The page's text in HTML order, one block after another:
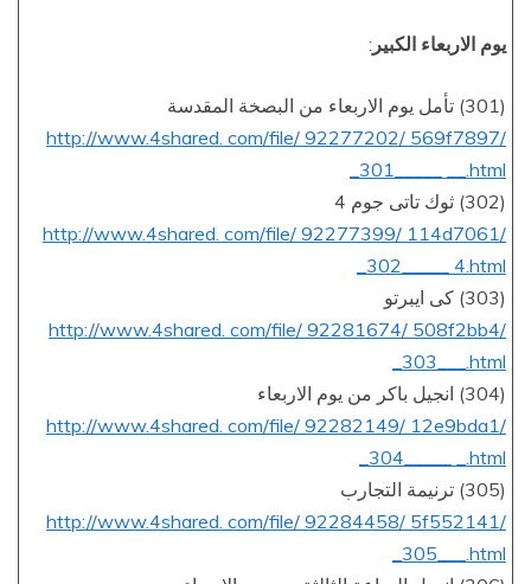
يوم الاربعاء الكبير :
(301) تأمل يوم الاربعاء من البصخة المقدسة
http://www.4shared. com/file/ 92277202/ 569f7897/
_301_____ __.html
(302) ثوك تاتى جوم 4
http://www.4shared. com/file/ 92277399/ 114d7061/
_302_____ 4.html
(303) كى ايبرتو
http://www.4shared. com/file/ 92281674/ 508f2bb4/
_303___.html
(304) انجيل باكر من يوم الاربعاء
http://www.4shared. com/file/ 92282149/ 12e9bda1/
_304_____ _.html
(305) ترنيمة التجارب
http://www.4shared. com/file/ 92284458/ 5f552141/
_305___.html